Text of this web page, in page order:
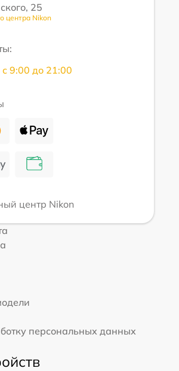
25
центра Nikon
9:00 до 21:00
центр Nikon
персональных данных